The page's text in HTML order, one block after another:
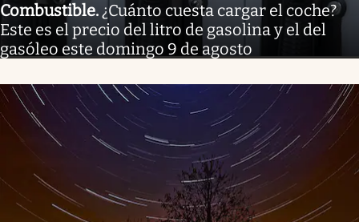
Combustible. ¿Cuánto cuesta cargar el coche?
Este es el precio del litro de gasolina y el del
gasóleo este domingo 9 de agosto